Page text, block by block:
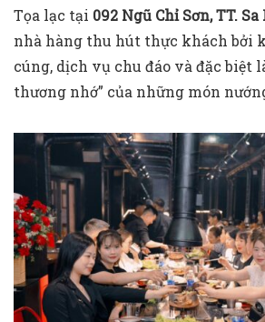
Tọa lạc tại 092 Ngũ Chỉ Sơn, TT. Sa
nhà hàng thu hút thực khách bởi
cúng, dịch vụ chu đáo và đặc biệt
thương nhớ” của những món